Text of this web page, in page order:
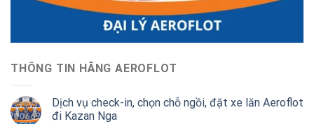
THÔNG TIN HÃNG AEROFLOT
Dịch vụ check-in, chọn chỗ ngồi, đặt xe lăn Aeroflot
đi Kazan Nga